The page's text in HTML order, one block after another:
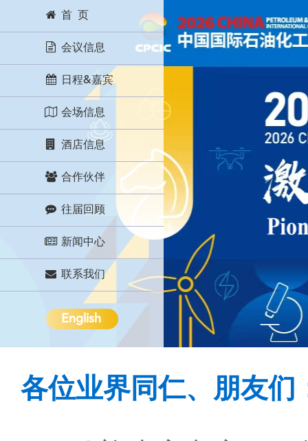
首 页
会议信息
日程&嘉宾
会场信息
酒店信息
合作伙伴
往届回顾
新闻中心
联系我们
English
各位业界同仁、朋友们